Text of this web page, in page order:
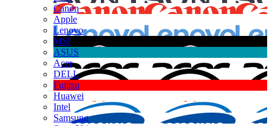
Canon
Apple
Lenovo
MSI
ASUS
Acer
DELL
Fujitsu
Huawei
Intel
Samsung